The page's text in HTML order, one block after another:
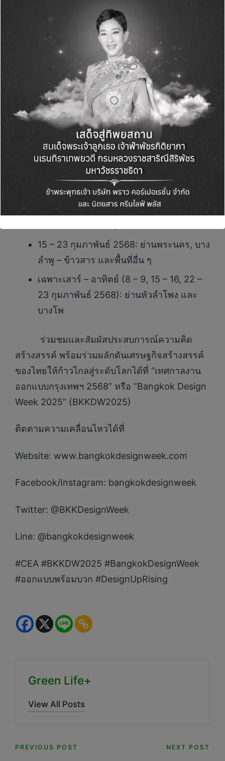
ครอบคลุมพื้นที่
ย่านสำคัญและพื้นที่อื่น ๆ ทั่วกรุงเทพฯได้แก่
เจริญกรุง – ตลาดน้อย, เยาวราช – ทรงวาด, ปาก
คลองตลาด, พระนคร, บางลำพู – ข้าวสาร,
หัวลำโพง และบางโพ พร้อมนำเสนอกิจกรรมหลาย
รูปแบบกว่า 350 รายการ เช่น นิทรรศการ, เสวนา,
เวิร์กช็อป, อีเวนท์, ดนตรีและการแสดง, ทัวร์
สำรวจเมือง, ตลาดงานดีไซน์ และโปรโมชันพิเศษ
จากร้านค้าและร้านอาหารในพื้นที่
สำหรับช่วงเวลาการจัดเทศกาลฯ ประกอบด้วย
8 – 16 กุมภาพันธ์ 2568: ย่านเจริญกรุง –
ตลาดน้อย, เยาวราช – ทรงวาด, ปากคลอง
15 – 23 กุมภาพันธ์ 2568: ย่านพระนคร, บาง
ลำพู – ข้าวสาร และพื้นที่อื่น ๆ
เฉพาะเสาร์ – อาทิตย์ (8 – 9, 15 – 16, 22 –
23 กุมภาพันธ์ 2568): ย่านหัวลำโพง และ
บางโพ
ร่วมชมและสัมผัสประสบการณ์ความคิด
สร้างสรรค์ พร้อมร่วมผลักดันเศรษฐกิจสร้างสรรค์
ของไทยให้ก้าวไกลสู่ระดับโลกได้ที่ “เทศกาลงาน
ออกแบบกรุงเทพฯ 2568” หรือ “Bangkok Design
Week 2025” (BKKDW2025)
ติดตามความเคลื่อนไหวได้ที่
Website: www.bangkokdesignweek.com
Facebook/Instagram: bangkokdesignweek
Twitter: @BKKDesignWeek
Line: @bangkokdesignweek
#CEA #BKKDW2025 #BangkokDesignWeek
#ออกแบบพร้อมบวก #DesignUpRising
Green Life+
View All Posts
Post
PREVIOUS POST NEXT POST